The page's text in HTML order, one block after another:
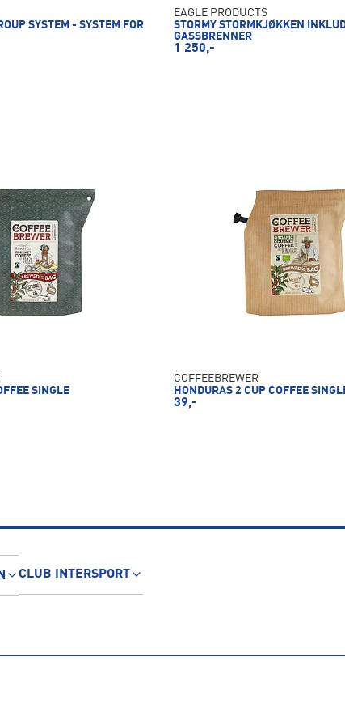
SYSTEM - SYSTEM FOR
EAGLE PRODUCTS
STORMY STORMKJØKKEN
GASSBRENNER
1 250,-
SINGLE
COFFEEBREWER
HONDURAS 2 CUP COFFEE
39,-
CLUB INTERSPORT